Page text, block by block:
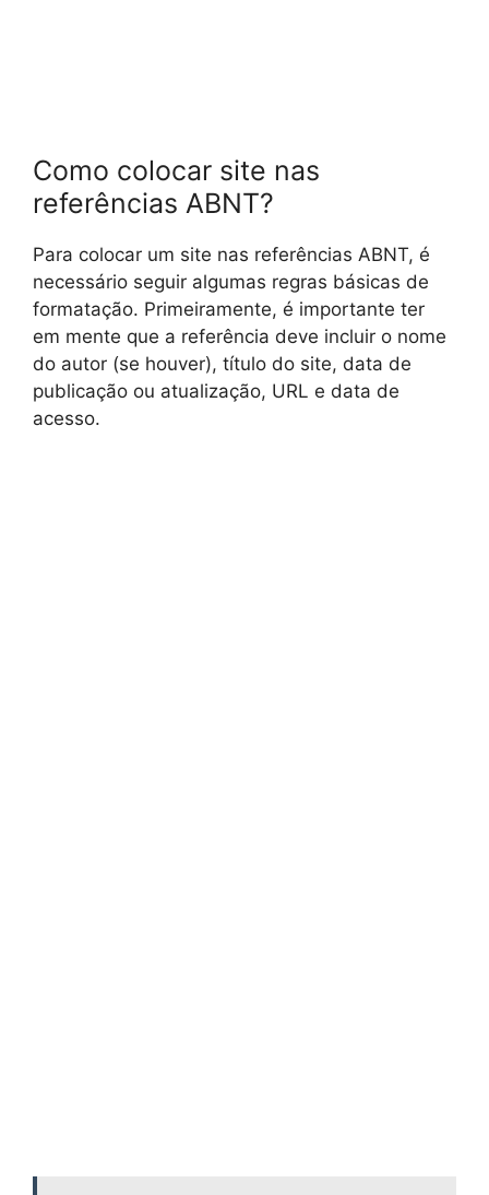
Como colocar site nas
referências ABNT?
Para colocar um site nas referências ABNT, é
necessário seguir algumas regras básicas de
formatação. Primeiramente, é importante ter
em mente que a referência deve incluir o nome
do autor (se houver), título do site, data de
publicação ou atualização, URL e data de
acesso.